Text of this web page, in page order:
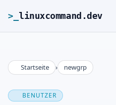
>_ linuxcommand.dev
>_linuxcommand.dev
Startseite › newgrp
BENUTZER